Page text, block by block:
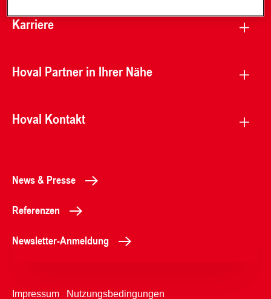
Karriere
Hoval Partner in Ihrer Nähe
Hoval Kontakt
News & Presse
Referenzen
Newsletter-Anmeldung
Impressum Nutzungsbedingungen